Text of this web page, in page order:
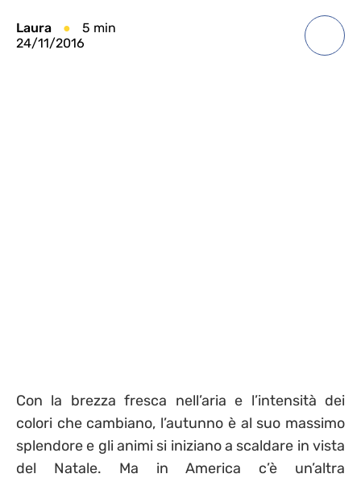
Laura
5 min
24/11/2016
Con la brezza fresca nell’aria e l’intensità dei
colori che cambiano, l’autunno è al suo massimo
splendore e gli animi si iniziano a scaldare in vista
del Natale. Ma in America c’è un’altra